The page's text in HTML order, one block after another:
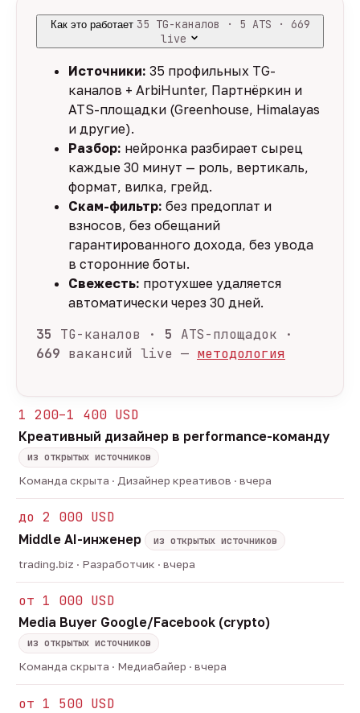
Как это работает 35 TG-каналов · 5 ATS · 669
live
Источники: 35 профильных TG-
каналов + ArbiHunter, Партнёркин и
ATS-площадки (Greenhouse, Himalayas
и другие).
Разбор: нейронка разбирает сырец
каждые 30 минут — роль, вертикаль,
формат, вилка, грейд.
Скам-фильтр: без предоплат и
взносов, без обещаний
гарантированного дохода, без увода
в сторонние боты.
Свежесть: протухшее удаляется
автоматически через 30 дней.
35 TG-каналов · 5 ATS-площадок ·
669 вакансий live — методология
1 200–1 400 USD
Креативный дизайнер в performance-команду
из открытых источников
Команда скрыта · Дизайнер креативов · вчера
до 2 000 USD
Middle AI-инженер
из открытых источников
trading.biz · Разработчик · вчера
от 1 000 USD
Media Buyer Google/Facebook (crypto)
из открытых источников
Команда скрыта · Медиабайер · вчера
от 1 500 USD